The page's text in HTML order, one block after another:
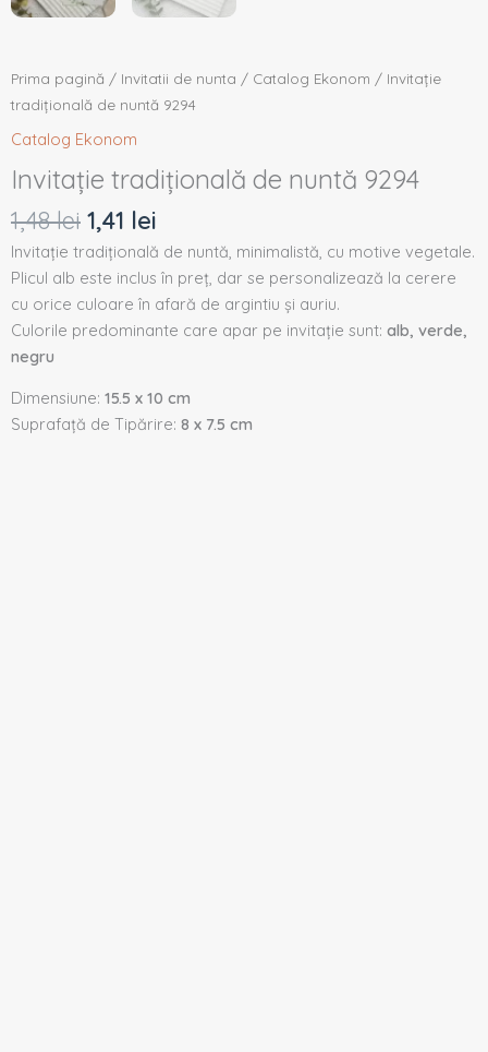
Prima pagină / Invitatii de nunta / Catalog Ekonom / Invitație
tradițională de nuntă 9294
Catalog Ekonom
Invitație tradițională de nuntă 9294
1,48lei 1,41 lei
Invitație tradițională de nuntă, minimalistă, cu motive vegetale.
Plicul alb este inclus în preț, dar se personalizează la cerere
cu orice culoare în afară de argintiu și auriu.
Culorile predominante care apar pe invitație sunt: alb, verde,
negru
Dimensiune: 15.5 x 10 cm
Suprafață de Tipărire: 8 x 7.5 cm